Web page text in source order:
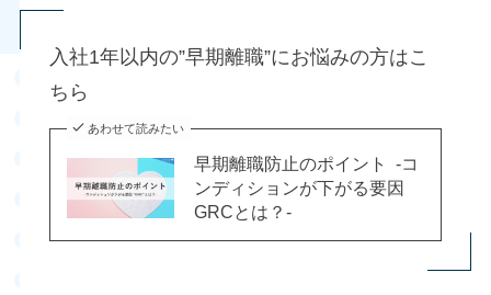
入社1年以内の”早期離職”にお悩みの方はこ
ちら
あわせて読みたい
早期離職防止のポイント -コ
ンディションが下がる要因
GRCとは？-